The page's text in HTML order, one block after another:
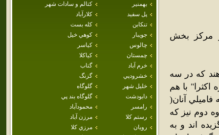
بهمنير
كتالم و سادات شهر
پل سفيد
كلارآباد
تنكابن
كله بست
جويبار
كوهي خيل
چالوس
كياسر
چمستان
كياكلا
خرم آباد
گتاب
خشرودپي
گزنگ
خليل شهر
گلوگاه
دابودشت
گلوگاه بند پي
رامسر
محمودآباد
رستم كلا
مرزن آباد
رويان
مرزي كلا
مرکز بخش
که در سه
با هم
آنان(
دوم نيز که
اند و به